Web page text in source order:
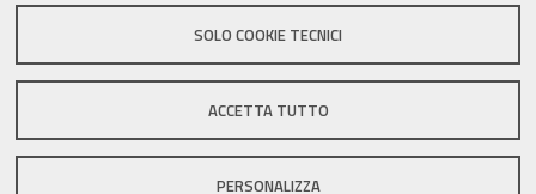
SOLO COOKIE TECNICI
ACCETTA TUTTO
PERSONALIZZA
Sito istituzionale Comune di Zola Predosa